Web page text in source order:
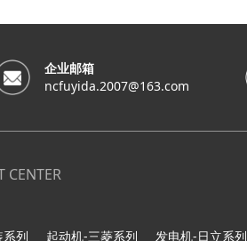
企业邮箱
ncfuyida.2007@163.com
CENTER
列 起动机-三菱系列 发电机-日立系列